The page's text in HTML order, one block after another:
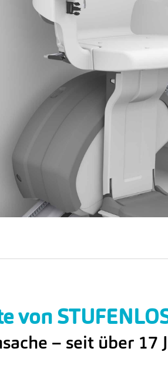
von
– seit über 17